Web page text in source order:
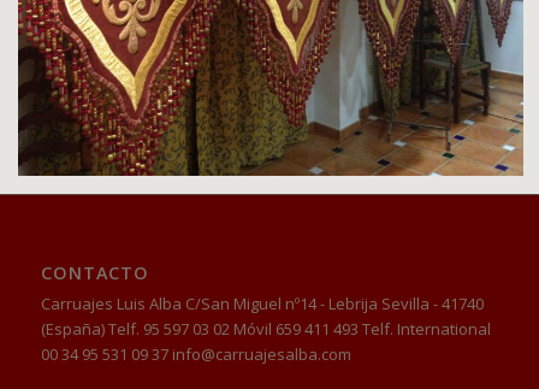
CONTACTO
Carruajes Luis Alba C/San Miguel nº14 - Lebrija Sevilla - 41740
(España) Telf. 95 597 03 02 Móvil 659 411 493 Telf. International
00 34 95 531 09 37 info@carruajesalba.com